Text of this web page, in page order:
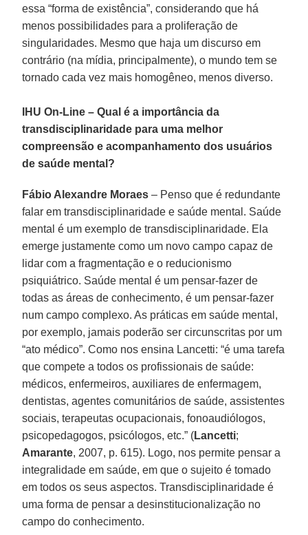
essa “forma de existência”, considerando que há
menos possibilidades para a proliferação de
singularidades. Mesmo que haja um discurso em
contrário (na mídia, principalmente), o mundo tem se
tornado cada vez mais homogêneo, menos diverso.
IHU On-Line – Qual é a importância da
transdisciplinaridade para uma melhor
compreensão e acompanhamento dos usuários
de saúde mental?
Fábio Alexandre Moraes – Penso que é redundante
falar em transdisciplinaridade e saúde mental. Saúde
mental é um exemplo de transdisciplinaridade. Ela
emerge justamente como um novo campo capaz de
lidar com a fragmentação e o reducionismo
psiquiátrico. Saúde mental é um pensar-fazer de
todas as áreas de conhecimento, é um pensar-fazer
num campo complexo. As práticas em saúde mental,
por exemplo, jamais poderão ser circunscritas por um
“ato médico”. Como nos ensina Lancetti: “é uma tarefa
que compete a todos os profissionais de saúde:
médicos, enfermeiros, auxiliares de enfermagem,
dentistas, agentes comunitários de saúde, assistentes
sociais, terapeutas ocupacionais, fonoaudiólogos,
psicopedagogos, psicólogos, etc.” (Lancetti;
Amarante, 2007, p. 615). Logo, nos permite pensar a
integralidade em saúde, em que o sujeito é tomado
em todos os seus aspectos. Transdisciplinaridade é
uma forma de pensar a desinstitucionalização no
campo do conhecimento.